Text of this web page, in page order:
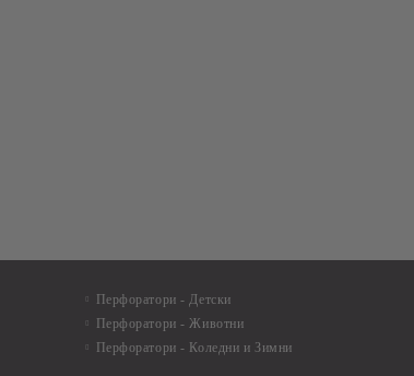
Перфоратори - Детски
Перфоратори - Животни
Перфоратори - Коледни и Зимни